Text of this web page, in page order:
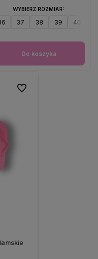
WYBIERZ ROZMIAR:
37 38 39 40
Do koszyka
Do ulubionych